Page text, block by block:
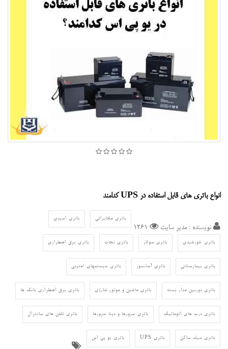
انواع باتری های قابل استفاده در UPS کدامند
نویسنده : مدیر سایت 1261
باتری مخابراتی باتری اسیدی
باتری خورشیدی باتری سولار باتری نجات باتری برق اضطراری
باتری بیمارستانی باتری آسانسور باتری سیستمهای امنیتی
باتری دوربین مدار بسته باتری ماشین و موتور شارژی باتری برق اضطراری بانک ها
باتری درب های اتوماتیک باتری سرورها و دیتا سرورها باتری تلفن های سانترال
باتری سیلد ساکن باتری UPS باتری یو پی اس